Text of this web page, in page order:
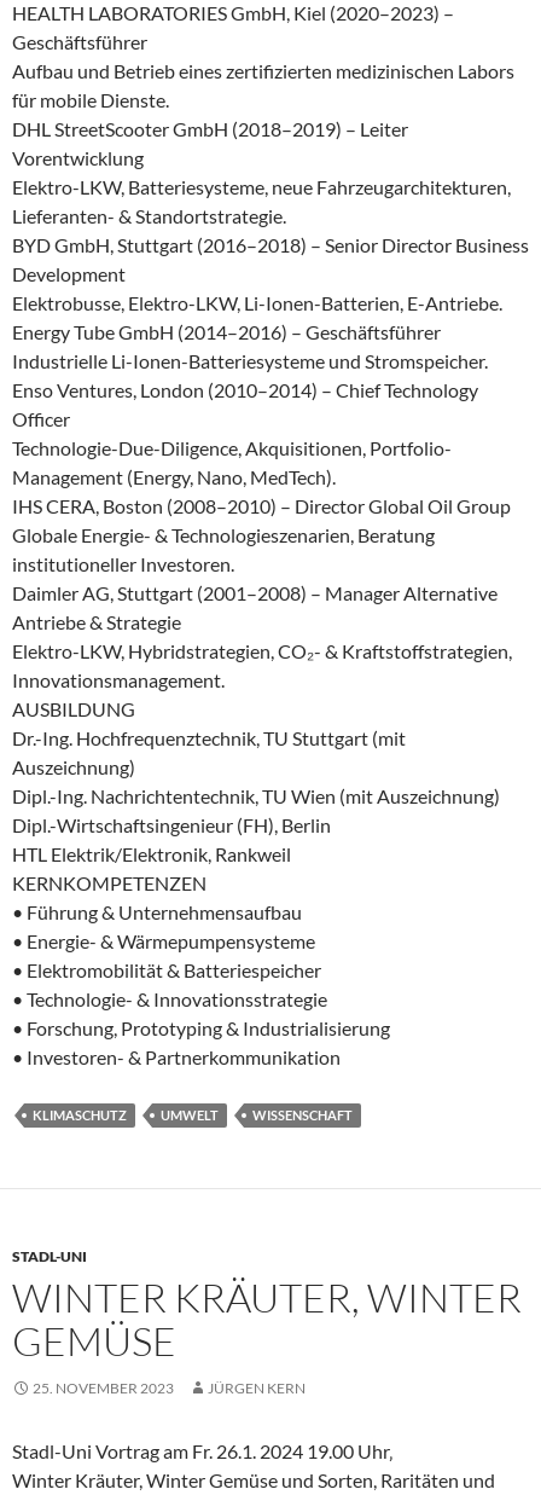
HEALTH LABORATORIES GmbH, Kiel (2020–2023) –
Geschäftsführer
Aufbau und Betrieb eines zertifizierten medizinischen Labors
für mobile Dienste.
DHL StreetScooter GmbH (2018–2019) – Leiter
Vorentwicklung
Elektro-LKW, Batteriesysteme, neue Fahrzeugarchitekturen,
Lieferanten- & Standortstrategie.
BYD GmbH, Stuttgart (2016–2018) – Senior Director Business
Development
Elektrobusse, Elektro-LKW, Li-Ionen-Batterien, E-Antriebe.
Energy Tube GmbH (2014–2016) – Geschäftsführer
Industrielle Li-Ionen-Batteriesysteme und Stromspeicher.
Enso Ventures, London (2010–2014) – Chief Technology
Officer
Technologie-Due-Diligence, Akquisitionen, Portfolio-
Management (Energy, Nano, MedTech).
IHS CERA, Boston (2008–2010) – Director Global Oil Group
Globale Energie- & Technologieszenarien, Beratung
institutioneller Investoren.
Daimler AG, Stuttgart (2001–2008) – Manager Alternative
Antriebe & Strategie
Elektro-LKW, Hybridstrategien, CO₂- & Kraftstoffstrategien,
Innovationsmanagement.
AUSBILDUNG
Dr.-Ing. Hochfrequenztechnik, TU Stuttgart (mit
Auszeichnung)
Dipl.-Ing. Nachrichtentechnik, TU Wien (mit Auszeichnung)
Dipl.-Wirtschaftsingenieur (FH), Berlin
HTL Elektrik/Elektronik, Rankweil
KERNKOMPETENZEN
• Führung & Unternehmensaufbau
• Energie- & Wärmepumpensysteme
• Elektromobilität & Batteriespeicher
• Technologie- & Innovationsstrategie
• Forschung, Prototyping & Industrialisierung
• Investoren- & Partnerkommunikation
KLIMASCHUTZ UMWELT WISSENSCHAFT
STADL-UNI
WINTER KRÄUTER, WINTER
GEMÜSE
25. NOVEMBER 2023 JÜRGEN KERN
Stadl-Uni Vortrag am Fr. 26.1. 2024 19.00 Uhr‚
Winter Kräuter, Winter Gemüse und Sorten, Raritäten und